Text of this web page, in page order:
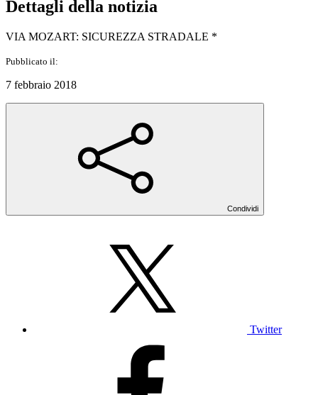
Dettagli della notizia
VIA MOZART: SICUREZZA STRADALE *
Pubblicato il:
7 febbraio 2018
Condividi
Twitter